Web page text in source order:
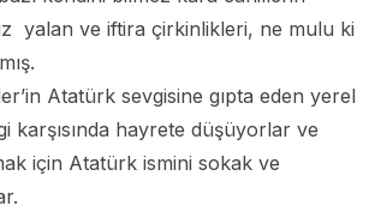
yalan ve iftira çirkinlikleri, ne mulu ki
Atatürk sevgisine gıpta eden yerel
karşısında hayrete düşüyorlar ve
için Atatürk ismini sokak ve